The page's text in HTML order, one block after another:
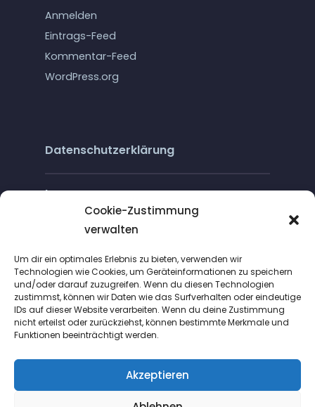
Cookie-Zustimmung
verwalten
Um dir ein optimales Erlebnis zu bieten, verwenden wir
Technologien wie Cookies, um Geräteinformationen zu speichern
und/oder darauf zuzugreifen. Wenn du diesen Technologien
zustimmst, können wir Daten wie das Surfverhalten oder eindeutige
IDs auf dieser Website verarbeiten. Wenn du deine Zustimmung
nicht erteilst oder zurückziehst, können bestimmte Merkmale und
Funktionen beeinträchtigt werden.
Akzeptieren
Anmelden
Eintrags-Feed
Kommentar-Feed
WordPress.org
Datenschutzerklärung
Impressum
Cookie-Richtlinie (EU)